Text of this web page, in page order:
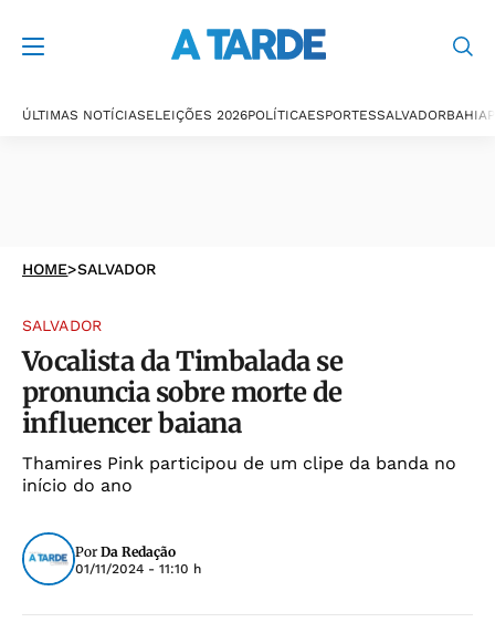
ÚLTIMAS NOTÍCIASELEIÇÕES 2026POLÍTICAESPORTESSALVADORBAHIA
HOME>SALVADOR
SALVADOR
Vocalista da Timbalada se
pronuncia sobre morte de
influencer baiana
Thamires Pink participou de um clipe da banda no
início do ano
Por Da Redação
01/11/2024 - 11:10 h